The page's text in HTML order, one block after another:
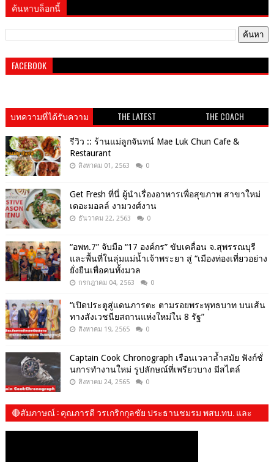
ค้นหาบล็อกนี้
FACEBOOK
บทความที่ได้รับความ
นิยม
THE LATEST THE COACH
รีวิว :: ร้านแม่ลูกจันทน์ Mae Luk Chun Cafe &
Restaurant
สิงหาคม 01, 2563 0
Get​ Fresh​ ที่นี่ ผู้นำเรื่องอาหารเพื่อสุขภาพ​ สาขาใหม่
เดอะมอลล์ งามวงศ์งาน
ธันวาคม 22, 2563 0
“อพท.7” จับมือ “17 องค์กร” ขับเคลื่อน จ.สุพรรณบุรี
และพื้นที่ในลุ่มแม่น้ำเจ้าพระยา สู่ “เมืองท่องเที่ยวอย่าง
ยั่งยืนเพื่อคนทั้งมวล
กรกฎาคม 04, 2563 0
“เปิดประตูสู่แดนภารตะ ตามรอยพระพุทธบาท บนเส้น
ทางสังเวชนียสถานแห่งใหม่ใน 8 รัฐ”
สิงหาคม 19, 2565 0
Captain Cook Chronograph เรือนเวลาล้ำสมัย ฟังก์ชั่
นการทำงานใหม่ รูปลักษณ์ที่เพรียวบาง มีสไตล์
สิงหาคม 24, 2565 0
🔴สัมภาษณ์​ : คุณภารดี วรเกริกกุลชัย ประธานชมรม พสบ.ทบ. และ​